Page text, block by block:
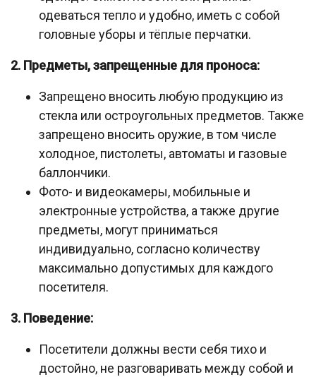
одеваться тепло и удобно, иметь с собой
головные уборы и тёплые перчатки.
2. Предметы, запрещенные для проноса:
Запрещено вносить любую продукцию из
стекла или остроугольных предметов. Также
запрещено вносить оружие, в том числе
холодное, пистолеты, автоматы и газовые
баллончики.
Фото- и видеокамеры, мобильные и
электронные устройства, а также другие
предметы, могут приниматься
индивидуально, согласно количеству
максимально допустимых для каждого
посетителя.
3. Поведение:
Посетители должны вести себя тихо и
достойно, не разговаривать между собой и